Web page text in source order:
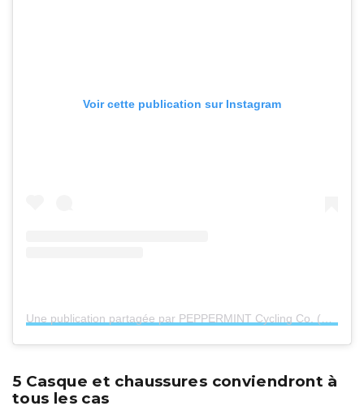
Voir cette publication sur Instagram
Une publication partagée par PEPPERMINT Cycling Co. (@peppermint_cycling)
5 Casque et chaussures conviendront à
tous les cas